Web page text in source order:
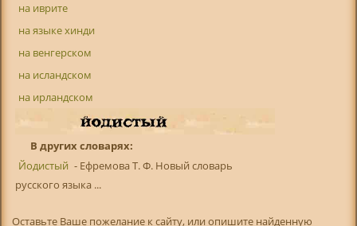
на иврите
на языке хинди
на венгерском
на исландском
на ирландском
В других словарях:
Йодистый - Ефремова Т. Ф. Новый словарь
русского языка ...
Оставьте Ваше пожелание к сайту, или опишите найденную